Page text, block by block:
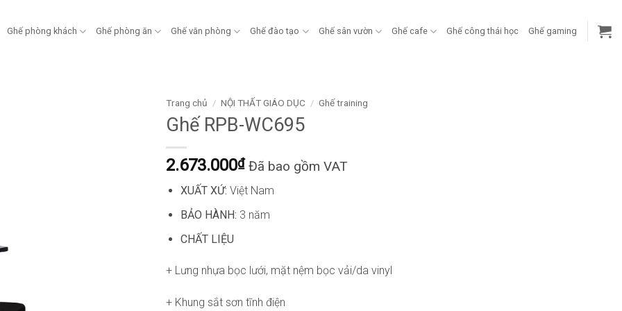
Ghế phòng khách Ghế phòng ăn Ghế văn phòng Ghế đào tạo Ghế sân vườn Ghế cafe Ghế công thái học Ghế gaming
Trang chủ / NỘI THẤT GIÁO DỤC / Ghế training
Ghế RPB-WC695
2.673.000₫ Đã bao gồm VAT
XUẤT XỨ: Việt Nam
BẢO HÀNH: 3 năm
CHẤT LIỆU
+ Lưng nhựa bọc lưới, mặt nệm bọc vải/da vinyl
+ Khung sắt sơn tĩnh điện